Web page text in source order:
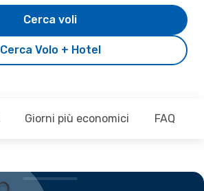
Cerca Volo + Hotel
Cerca voli
Giorni più economici FAQ